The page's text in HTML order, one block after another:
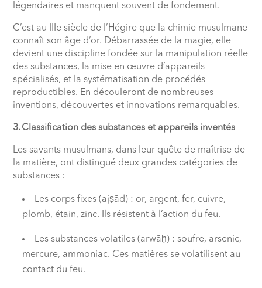
légendaires et manquent souvent de fondement.
C’est au IIIe siècle de l’Hégire que la chimie musulmane
connaît son âge d’or. Débarrassée de la magie, elle
devient une discipline fondée sur la manipulation réelle
des substances, la mise en œuvre d’appareils
spécialisés, et la systématisation de procédés
reproductibles. En découleront de nombreuses
inventions, découvertes et innovations remarquables.
3. Classification des substances et appareils inventés
Les savants musulmans, dans leur quête de maîtrise de
la matière, ont distingué deux grandes catégories de
substances :
Les corps fixes (ajṣād) : or, argent, fer, cuivre,
plomb, étain, zinc. Ils résistent à l’action du feu.
Les substances volatiles (arwāḥ) : soufre, arsenic,
mercure, ammoniac. Ces matières se volatilisent au
contact du feu.